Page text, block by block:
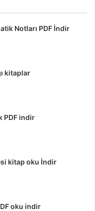
Notları PDF İndir
kitaplar
PDF indir
kitap oku İndir
oku indir